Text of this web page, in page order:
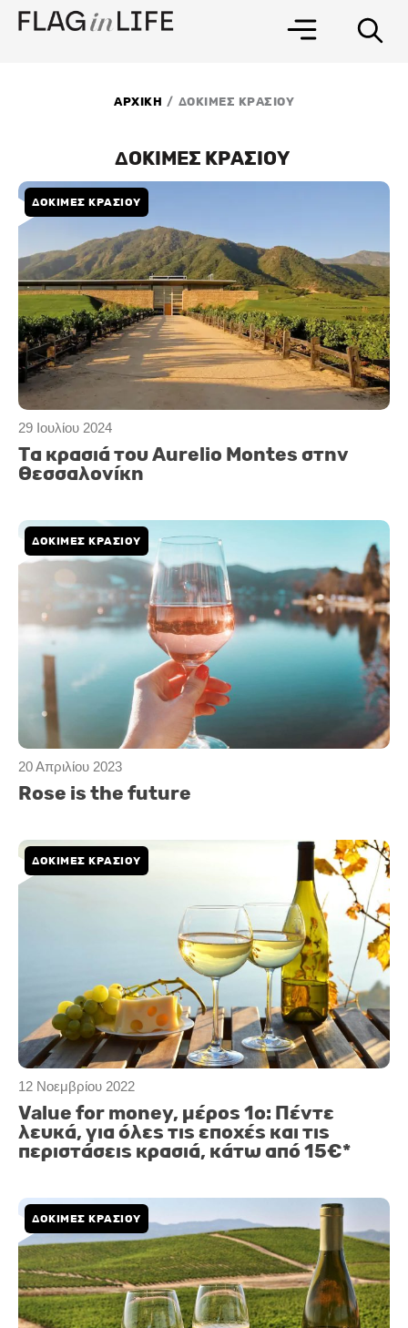
Μετάβαση
στο
ΑΡΧΙΚΗ / ΔΟΚΙΜΕΣ ΚΡΑΣΙΟΥ
ΔΟΚΙΜΕΣ ΚΡΑΣΙΟΥ
29 Ιουλίου 2024
ΔΟΚΙΜΕΣ ΚΡΑΣΙΟΥ
Τα κρασιά του Aurelio Montes στην
Θεσσαλονίκη
20 Απριλίου 2023
ΔΟΚΙΜΕΣ ΚΡΑΣΙΟΥ
Rose is the future
12 Νοεμβρίου 2022
ΔΟΚΙΜΕΣ ΚΡΑΣΙΟΥ
Value for money, μέρος 1ο: Πέντε
λευκά, για όλες τις εποχές και τις
περιστάσεις κρασιά, κάτω από 15€*
ΔΟΚΙΜΕΣ ΚΡΑΣΙΟΥ